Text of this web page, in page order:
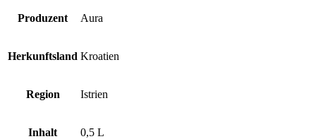
Produzent Aura
Herkunftsland Kroatien
Region Istrien
Inhalt 0,5 L